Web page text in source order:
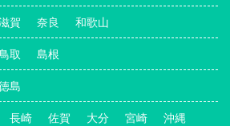
賀 奈良 和歌山
鳥取 島根
島
長崎 佐賀 大分 宮崎 沖縄